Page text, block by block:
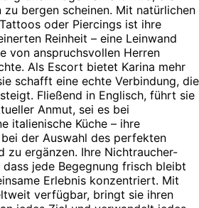
zu bergen scheinen. Mit natürlichen
oder Piercings ist ihre
Reinheit – eine Leinwand
von anspruchsvollen Herren
Als Escort bietet Karina mehr
schafft eine echte Verbindung, die
Fließend in Englisch, führt sie
Anmut, sei es bei
italienische Küche – ihre
der Auswahl des perfekten
zu ergänzen. Ihre Nichtraucher-
jede Begegnung frisch bleibt
Erlebnis konzentriert. Mit
verfügbar, bringt sie ihren